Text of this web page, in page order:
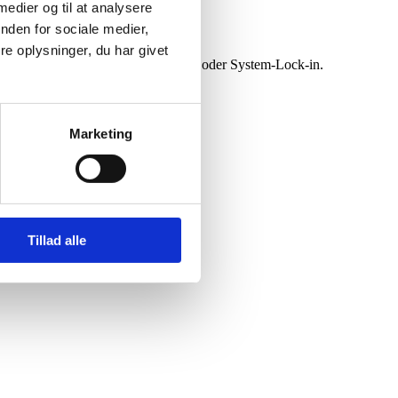
og til at analysere
for sociale medier,
oplysninger, du har givet
Marketing
Tillad alle
— ohne mehr Personal oder System-Lock-in.